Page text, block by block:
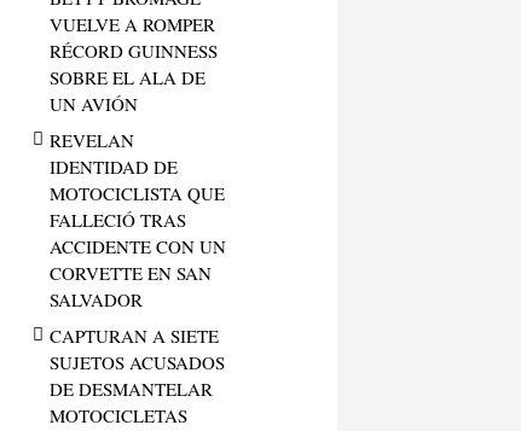
VUELVE A ROMPER
RÉCORD GUINNESS
SOBRE EL ALA DE
UN AVIÓN
REVELAN
IDENTIDAD DE
MOTOCICLISTA QUE
FALLECIÓ TRAS
ACCIDENTE CON UN
CORVETTE EN SAN
SALVADOR
CAPTURAN A SIETE
SUJETOS ACUSADOS
DE DESMANTELAR
MOTOCICLETAS